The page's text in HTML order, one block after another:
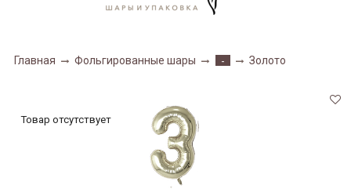
Главная Фольгированные шары - Золото
Товар отсутствует